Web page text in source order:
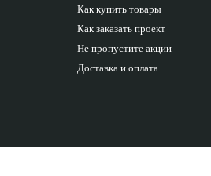
Как купить товары
Как заказать проект
Не пропустите акции
Доставка и оплата